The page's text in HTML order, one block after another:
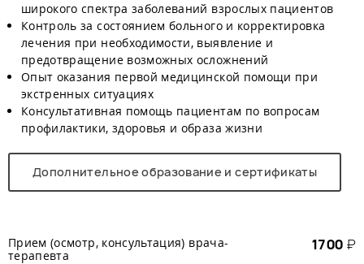
широкого спектра заболеваний взрослых пациентов
Контроль за состоянием больного и корректировка
лечения при необходимости, выявление и
предотвращение возможных осложнений
Опыт оказания первой медицинской помощи при
экстренных ситуациях
Консультативная помощь пациентам по вопросам
профилактики, здоровья и образа жизни
Дополнительное образование и сертификаты
Прием (осмотр, консультация) врача-
терапевта
1700 ₽